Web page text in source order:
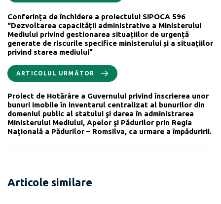
Conferința de închidere a proiectului SIPOCA 596
“Dezvoltarea capacității administrative a Ministerului
Mediului privind gestionarea situațiilor de urgență
generate de riscurile specifice ministerului și a situațiilor
privind starea mediului”
ARTICOLUL URMĂTOR
Proiect de Hotărâre a Guvernului privind înscrierea unor
bunuri imobile în inventarul centralizat al bunurilor din
domeniul public al statului şi darea în administrarea
Ministerului Mediului, Apelor şi Pădurilor prin Regia
Naţională a Pădurilor – Romsilva, ca urmare a împăduririi.
Articole similare